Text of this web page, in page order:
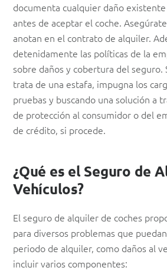
documenta cualquier daño
antes de aceptar el coche.
anotan en el contrato de alquiler.
detenidamente las políticas de la
sobre daños y cobertura del seguro.
trata de una estafa, impugna los
pruebas y buscando una solución a
de protección al consumidor o del
de crédito, si procede.
¿Qué es el Seguro de
Vehículos?
El seguro de alquiler de coches
para diversos problemas que
periodo de alquiler, como daños al
incluir varios componentes: